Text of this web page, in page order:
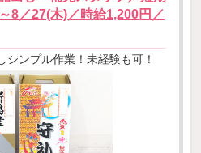
8／27(木)／時給1,200円／
シンプル作業！未経験も可！